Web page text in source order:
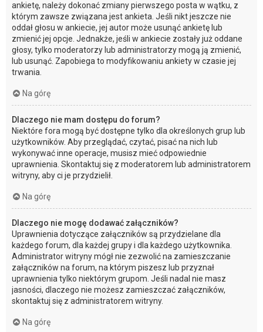
ankietę, należy dokonać zmiany pierwszego posta w wątku, z
którym zawsze związana jest ankieta. Jeśli nikt jeszcze nie
oddał głosu w ankiecie, jej autor może usunąć ankietę lub
zmienić jej opcje. Jednakże, jeśli w ankiecie zostały już oddane
głosy, tylko moderatorzy lub administratorzy mogą ją zmienić,
lub usunąć. Zapobiega to modyfikowaniu ankiety w czasie jej
trwania.
Na górę
Dlaczego nie mam dostępu do forum?
Niektóre fora mogą być dostępne tylko dla określonych grup lub
użytkowników. Aby przeglądać, czytać, pisać na nich lub
wykonywać inne operacje, musisz mieć odpowiednie
uprawnienia. Skontaktuj się z moderatorem lub administratorem
witryny, aby ci je przydzielił.
Na górę
Dlaczego nie mogę dodawać załączników?
Uprawnienia dotyczące załączników są przydzielane dla
każdego forum, dla każdej grupy i dla każdego użytkownika.
Administrator witryny mógł nie zezwolić na zamieszczanie
załączników na forum, na którym piszesz lub przyznał
uprawnienia tylko niektórym grupom. Jeśli nadal nie masz
jasności, dlaczego nie możesz zamieszczać załączników,
skontaktuj się z administratorem witryny.
Na górę